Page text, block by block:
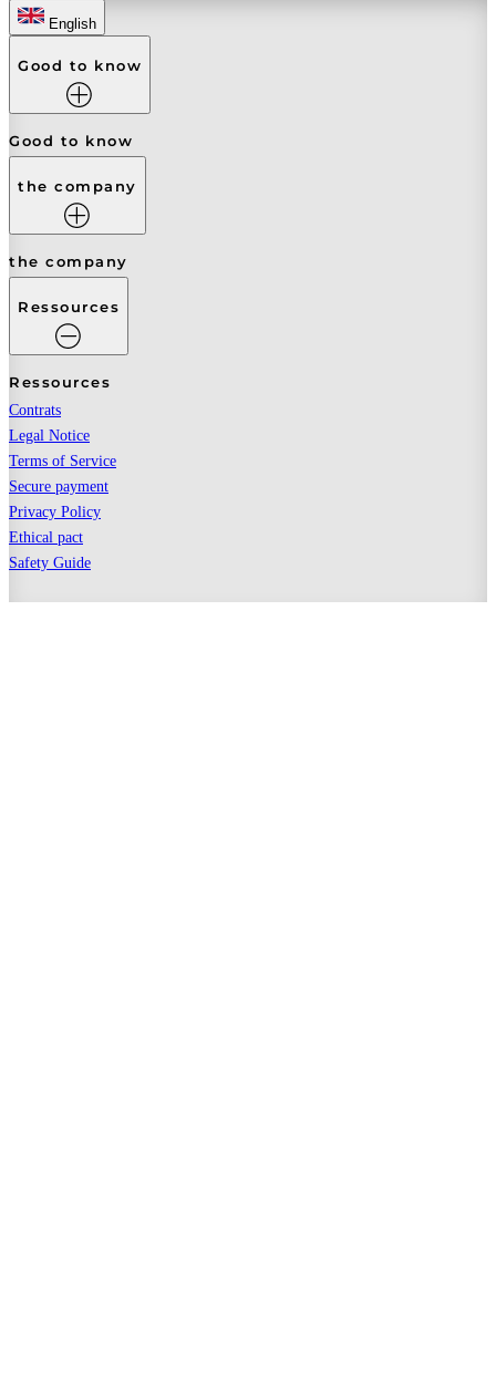
English
Good to know
Good to know
the company
the company
Ressources
Ressources
Contrats
Legal Notice
Terms of Service
Secure payment
Privacy Policy
Ethical pact
Safety Guide